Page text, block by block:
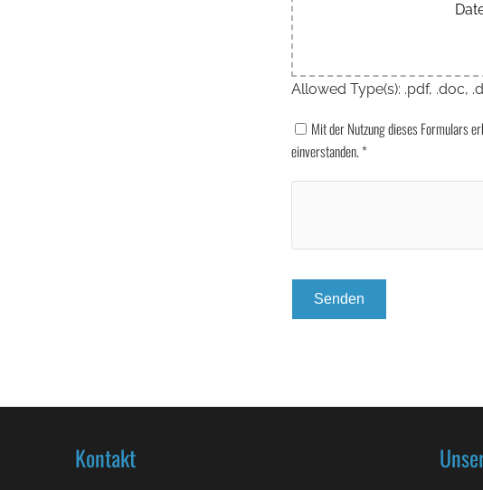
Allowed Type(s): .pdf, .doc,
Mit der Nutzung dieses Formulars
einverstanden.*
Kontakt